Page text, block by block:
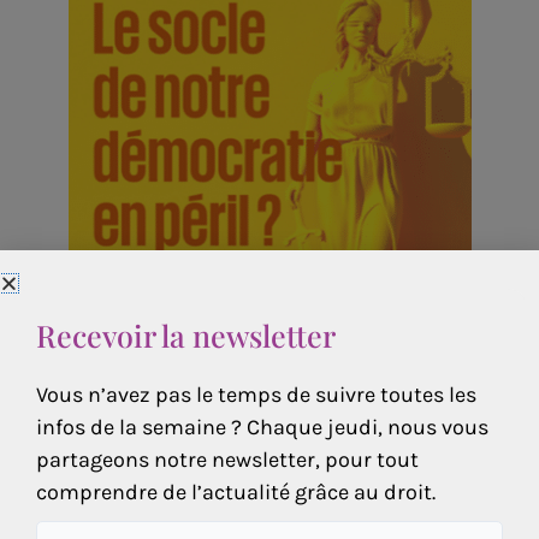
Recevoir la newsletter
Vous n’avez pas le temps de suivre toutes les
infos de la semaine ? Chaque jeudi, nous vous
partageons notre newsletter, pour tout
comprendre de l’actualité grâce au droit.